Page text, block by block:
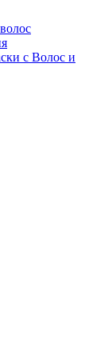
с Волос и